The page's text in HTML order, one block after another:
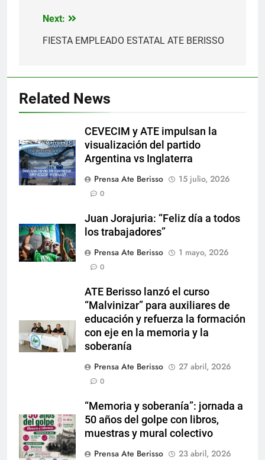
Navegación
de
Next:
FIESTA EMPLEADO ESTATAL ATE BERISSO
Related News
CEVECIM y ATE impulsan la
visualización del partido
Argentina vs Inglaterra
Prensa Ate Berisso
15 julio, 2026
0
Juan Jorajuria: “Feliz día a todos
los trabajadores”
Prensa Ate Berisso
1 mayo, 2026
0
ATE Berisso lanzó el curso
“Malvinizar” para auxiliares de
educación y refuerza la formación
con eje en la memoria y la
soberanía
Prensa Ate Berisso
27 abril, 2026
0
“Memoria y soberanía”: jornada a
50 años del golpe con libros,
muestras y mural colectivo
Prensa Ate Berisso
23 abril, 2026